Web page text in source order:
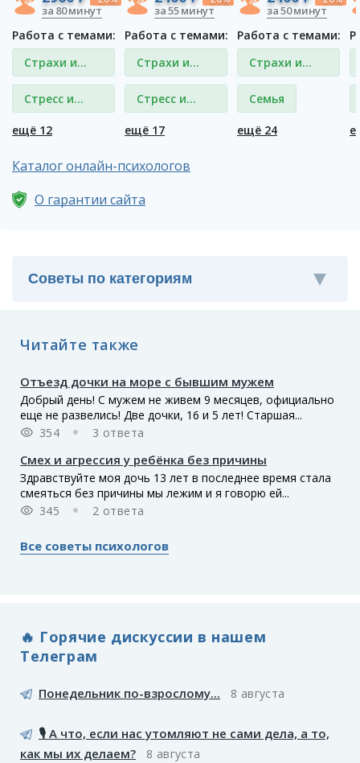
за 80 минут
Работа с темами:
Страхи и
фобии
Стресс и
депрессия
ещё 12
за 55 минут
Работа с темами:
Страхи и
фобии
Стресс и
депрессия
ещё 17
за 50 минут
Работа с темами:
Страхи и
фобии
Семья
ещё 24
Каталог онлайн-психологов
О гарантии сайта
Читайте также
Отъезд дочки на море с бывшим мужем
Добрый день! С мужем не живем 9 месяцев, официально
еще не развелись! Две дочки, 16 и 5 лет! Старшая...
354
3 ответа
Смех и агрессия у ребёнка без причины
Здравствуйте моя дочь 13 лет в последнее время стала
смеяться без причины мы лежим и я говорю ей...
345
2 ответа
Все советы психологов
🔥 Горячие дискуссии в нашем
Телеграм
Понедельник по-взрослому... 8 августа
🎙️ А что, если нас утомляют не сами дела, а то,
как мы их делаем?
8 августа